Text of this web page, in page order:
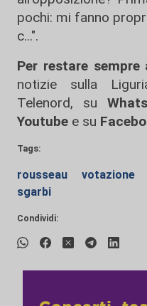
pochi: mi fanno
c...".
Per restare sempre
notizie sulla
Telenord, su
Youtube e su
Tags:
rousseau votazione
sgarbi
Condividi: